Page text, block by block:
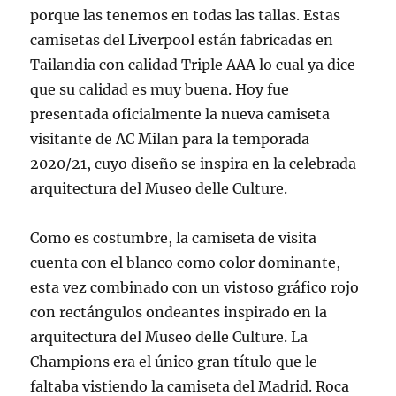
porque las tenemos en todas las tallas. Estas
camisetas del Liverpool están fabricadas en
Tailandia con calidad Triple AAA lo cual ya dice
que su calidad es muy buena. Hoy fue
presentada oficialmente la nueva camiseta
visitante de AC Milan para la temporada
2020/21, cuyo diseño se inspira en la celebrada
arquitectura del Museo delle Culture.
Como es costumbre, la camiseta de visita
cuenta con el blanco como color dominante,
esta vez combinado con un vistoso gráfico rojo
con rectángulos ondeantes inspirado en la
arquitectura del Museo delle Culture. La
Champions era el único gran título que le
faltaba vistiendo la camiseta del Madrid. Roca